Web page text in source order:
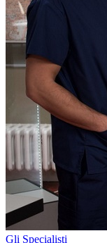
Gli Specialisti